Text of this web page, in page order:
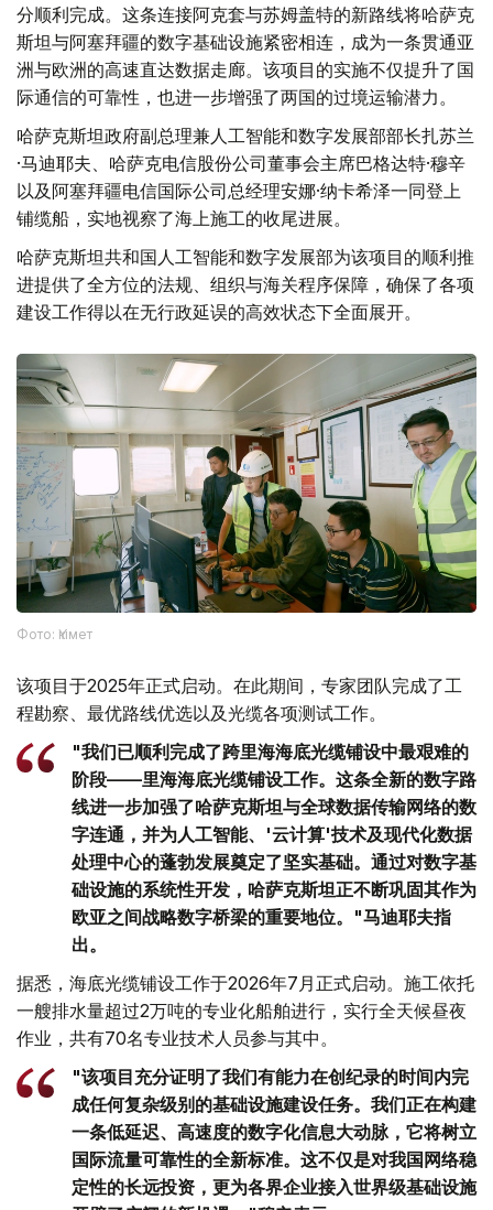
分顺利完成。这条连接阿克套与苏姆盖特的新路线将哈萨克
斯坦与阿塞拜疆的数字基础设施紧密相连，成为一条贯通亚
洲与欧洲的高速直达数据走廊。该项目的实施不仅提升了国
际通信的可靠性，也进一步增强了两国的过境运输潜力。
哈萨克斯坦政府副总理兼人工智能和数字发展部部长扎苏兰
·马迪耶夫、哈萨克电信股份公司董事会主席巴格达特·穆辛
以及阿塞拜疆电信国际公司总经理安娜·纳卡希泽一同登上
铺缆船，实地视察了海上施工的收尾进展。
哈萨克斯坦共和国人工智能和数字发展部为该项目的顺利推
进提供了全方位的法规、组织与海关程序保障，确保了各项
建设工作得以在无行政延误的高效状态下全面展开。
Фото: Үкімет
该项目于2025年正式启动。在此期间，专家团队完成了工
程勘察、最优路线优选以及光缆各项测试工作。
"我们已顺利完成了跨里海海底光缆铺设中最艰难的
阶段——里海海底光缆铺设工作。这条全新的数字路
线进一步加强了哈萨克斯坦与全球数据传输网络的数
字连通，并为人工智能、'云计算'技术及现代化数据
处理中心的蓬勃发展奠定了坚实基础。通过对数字基
础设施的系统性开发，哈萨克斯坦正不断巩固其作为
欧亚之间战略数字桥梁的重要地位。"马迪耶夫指
出。
据悉，海底光缆铺设工作于2026年7月正式启动。施工依托
一艘排水量超过2万吨的专业化船舶进行，实行全天候昼夜
作业，共有70名专业技术人员参与其中。
"该项目充分证明了我们有能力在创纪录的时间内完
成任何复杂级别的基础设施建设任务。我们正在构建
一条低延迟、高速度的数字化信息大动脉，它将树立
国际流量可靠性的全新标准。这不仅是对我国网络稳
定性的长远投资，更为各界企业接入世界级基础设施